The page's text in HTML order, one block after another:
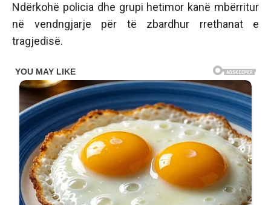
Ndërkohë policia dhe grupi hetimor kanë mbërritur
në vendngjarje për të zbardhur rrethanat e
tragjedisë.